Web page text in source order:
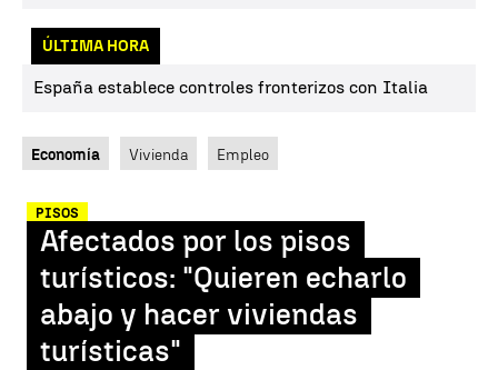
ÚLTIMA HORA
España establece controles fronterizos con Italia
Economía Vivienda Empleo
PISOS
Afectados por los pisos
turísticos: "Quieren echarlo
abajo y hacer viviendas
turísticas"